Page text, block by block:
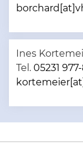
Ines
Tel. 05231